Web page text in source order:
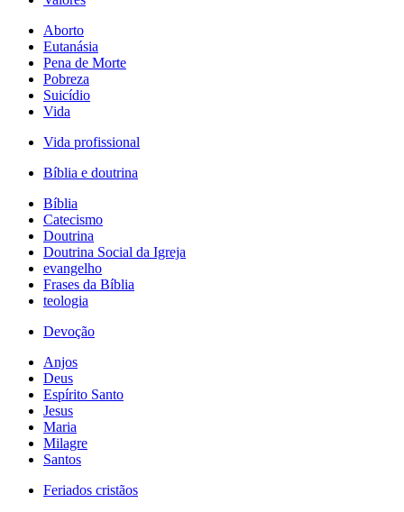
Aborto
Eutanásia
Pena de Morte
Pobreza
Suicídio
Vida
Vida profissional
Bíblia e doutrina
Bíblia
Catecismo
Doutrina
Doutrina Social da Igreja
evangelho
Frases da Bíblia
teologia
Devoção
Anjos
Deus
Espírito Santo
Jesus
Maria
Milagre
Santos
Feriados cristãos